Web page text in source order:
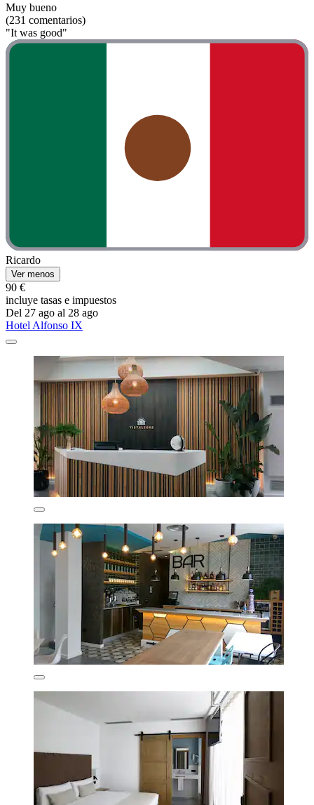
Muy bueno
(231 comentarios)
"It was good"
Ricardo
Ver menos
90 €
incluye tasas e impuestos
Del 27 ago al 28 ago
Hotel Alfonso IX